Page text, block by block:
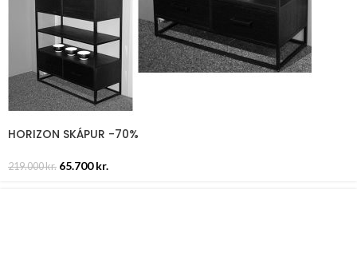
HORIZON SKÁPUR -70%
219.000kr. 65.700kr.